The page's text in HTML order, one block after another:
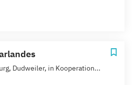
Dudweiler, in Kooperation...